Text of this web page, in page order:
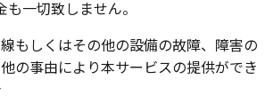
一切致しません。
もしくはその他の設備の故障、障害の
の事由により本サービスの提供ができ